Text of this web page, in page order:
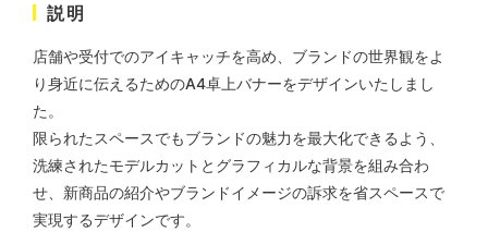
株式会社三共様 会社案内パン
フレット
株式会社三共様 さんきょちゃ
イラスト・キャラクター
#イラスト
#エコ・環境
#ぬいぐるみ
説明
店舗や受付でのアイキャッチを高め、ブランドの世界観をよ
り身近に伝えるためのA4卓上バナーをデザインいたしまし
た。
限られたスペースでもブランドの魅力を最大化できるよう、
洗練されたモデルカットとグラフィカルな背景を組み合わ
せ、新商品の紹介やブランドイメージの訴求を省スペースで
実現するデザインです。